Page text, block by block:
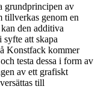
grundprincipen av
tillverkas genom en
den additiva
att skapa
Konstfack kommer
testa dessa i form av
av ett grafiskt
till